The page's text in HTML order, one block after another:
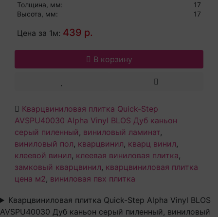
Толщина, мм:
17
Высота, мм:
17
Цена за 1м: 439 р.
В корзину
Кварцвиниловая плитка Quick-Step
AVSPU40030 Alpha Vinyl BLOS Дуб каньон
серый пиленный, виниловый ламинат,
виниловый пол, кварцвинил, кварц винил,
клеевой винил, клеевая виниловая плитка,
замковый кварцвинил, кварцвиниловая плитка
цена м2, виниловая пвх плитка
Кварцвиниловая плитка Quick-Step Alpha Vinyl BLOS
AVSPU40030 Дуб каньон серый пиленный, виниловый